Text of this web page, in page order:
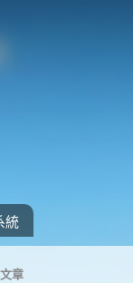
統
章